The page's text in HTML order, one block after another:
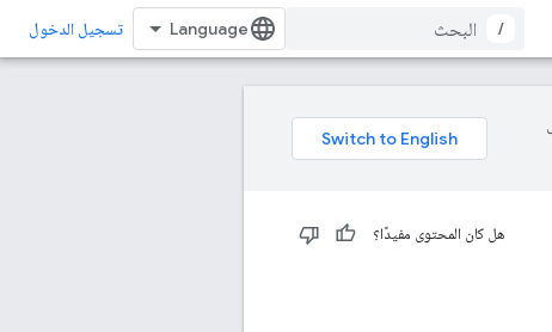
/ تسجيل الدخول
هل كان المحتوى مفيدًا؟